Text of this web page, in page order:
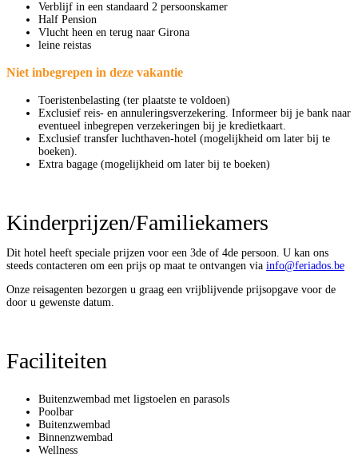
Verblijf in een standaard 2 persoonskamer
Half Pension
Vlucht heen en terug naar Girona
leine reistas
Niet inbegrepen in deze vakantie
Toeristenbelasting (ter plaatste te voldoen)
Exclusief reis- en annuleringsverzekering. Informeer bij je bank naar
eventueel inbegrepen verzekeringen bij je kredietkaart.
Exclusief transfer luchthaven-hotel (mogelijkheid om later bij te
boeken).
Extra bagage (mogelijkheid om later bij te boeken)
Dit hotel heeft speciale prijzen voor een 3de of 4de persoon. U kan ons
steeds contacteren om een prijs op maat te ontvangen via info@feriados.be
Onze reisagenten bezorgen u graag een vrijblijvende prijsopgave voor de
door u gewenste datum.
Faciliteiten
Buitenzwembad met ligstoelen en parasols
Poolbar
Buitenzwembad
Binnenzwembad
Wellness